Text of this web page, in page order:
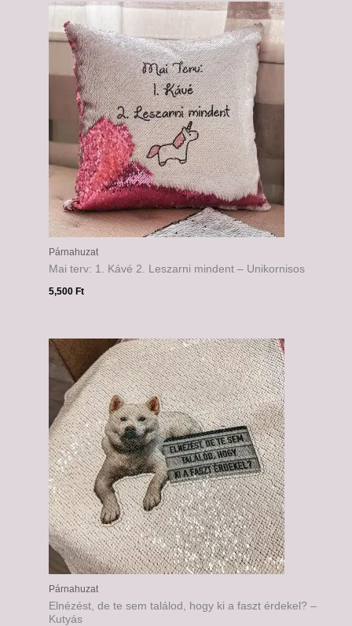
Párnahuzat
Mai terv: 1. Kávé 2. Leszarni mindent – Unikornisos
5,500 Ft
Párnahuzat
Elnézést, de te sem találod, hogy ki a faszt érdekel? –
Kutyás